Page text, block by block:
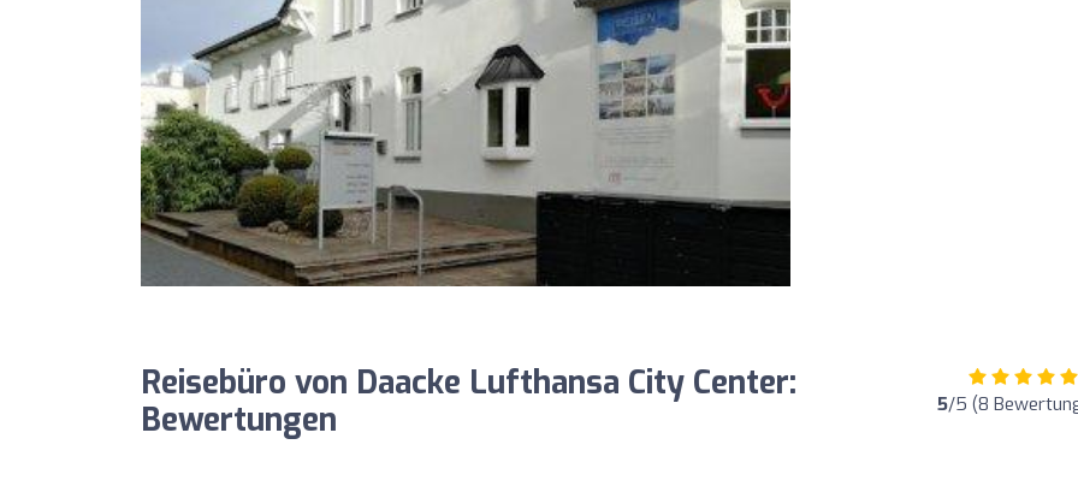
Reisebüro von Daacke Lufthansa City Center:
Bewertungen
5/5 (8